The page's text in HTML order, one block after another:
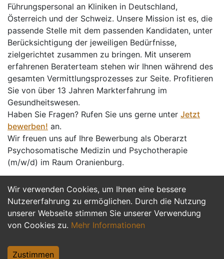
Wir verwenden Cookies, um Ihnen eine bessere
Nutzererfahrung zu ermöglichen. Durch die Nutzung
unserer Webseite stimmen Sie unserer Verwendung
von Cookies zu. Mehr Informationen
Zustimmen
Führungspersonal an Kliniken in Deutschland,
Österreich und der Schweiz. Unsere Mission ist es, die
passende Stelle mit dem passenden Kandidaten, unter
Berücksichtigung der jeweiligen Bedürfnisse,
zielgerichtet zusammen zu bringen. Mit unserem
erfahrenen Beraterteam stehen wir Ihnen während des
gesamten Vermittlungsprozesses zur Seite. Profitieren
Sie von über 13 Jahren Markterfahrung im
Gesundheitswesen.
Haben Sie Fragen? Rufen Sie uns gerne unter Jetzt
bewerben! an.
Wir freuen uns auf Ihre Bewerbung als Oberarzt
Psychosomatische Medizin und Psychotherapie
(m/w/d) im Raum Oranienburg.
Jetzt Bewerben